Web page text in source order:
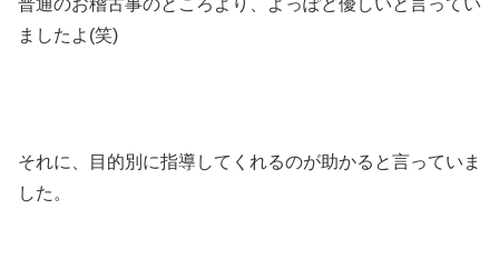
普通のお稽古事のところより、よっぽど優しいと言ってい
ましたよ (笑)
それに、目的別に指導してくれるのが助かると言っていま
した。